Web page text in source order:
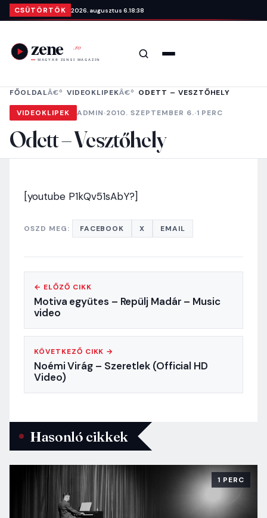
Ugrás a tartalomra
CSÜTÖRTÖK 2026. augusztus 6. 18:38
Keresés
FŐOLDAL VIDEOKLIPEK ODETT – VESZTŐHELY
VIDEOKLIPEK ADMIN·2010. SZEPTEMBER 6.·1 PERC
Odett – Vesztőhely
[youtube P1kQv51sAbY?]
OSZD MEG: FACEBOOK X EMAIL
← ELŐZŐ CIKK
Motiva együtes – Repülj Madár – Music
video
KÖVETKEZŐ CIKK →
Noémi Virág – Szeretlek (Official HD
Video)
Hasonló cikkek
1 PERC